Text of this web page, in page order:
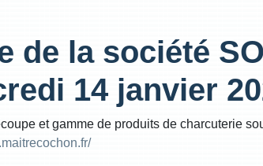
de la société
14 janvier
et gamme de produits de charcuterie